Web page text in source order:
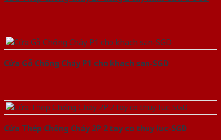
Cửa Gỗ Chống Cháy P1 cho khach san-SGD
Cửa Thép Chống Cháy 2P 2 tay co thuy luc-SGD